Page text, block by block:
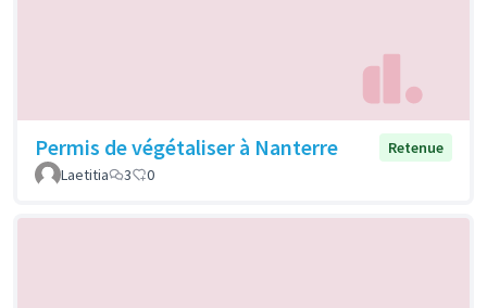
Permis de végétaliser à Nanterre
Retenue
Laetitia
3 0